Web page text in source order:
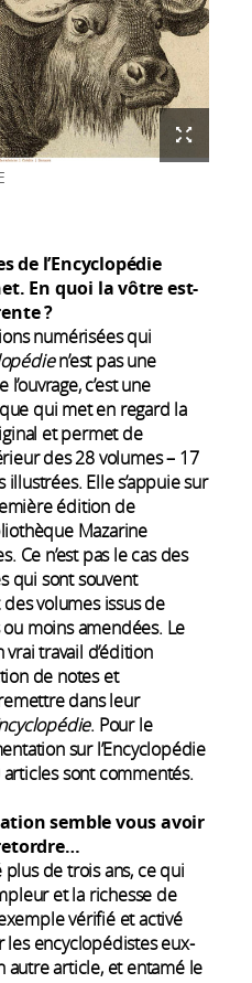
de l’Encyclopédie
En quoi la vôtre est-
?
numérisées qui
n’est pas une
c’est une
qui met en regard la
et permet de
des 28 volumes – 17
Elle s’appuie sur
édition de
Mazarine
Ce n’est pas le cas des
qui sont souvent
volumes issus de
moins amendées. Le
travail d’édition
de notes et
dans leur
. Pour le
sur l’Encyclopédie
sont commentés.
semble vous avoir
plus de trois ans, ce qui
et la richesse de
vérifié et activé
les encyclopédistes eux-
autre article, et entamé le